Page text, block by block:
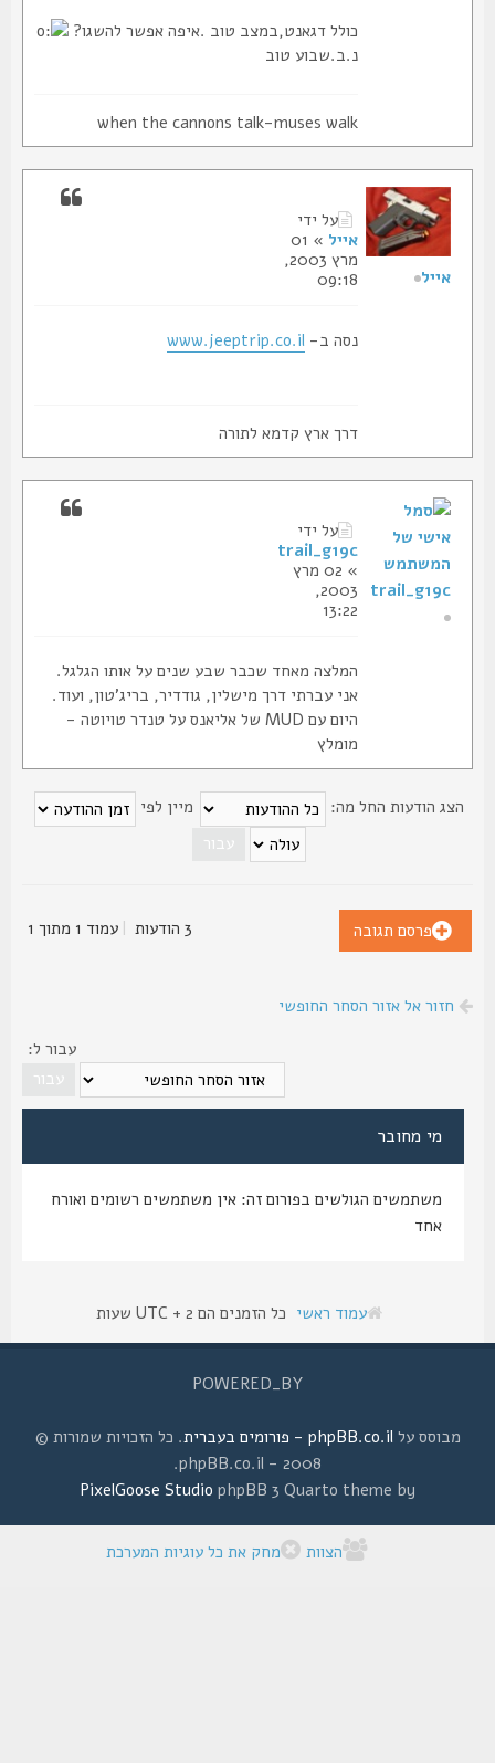
כולל דגאנט,במצב טוב .איפה אפשר להשגו?
נ.ב.שבוע טוב
when the cannons talk-muses walk
על ידי
אייל
» 01
מרץ 2003,
09:18
נסה ב-www.jeeptrip.co.il
דרך ארץ קדמא לתורה
על ידי
trail_g19c
» 02 מרץ
2003,
13:22
המלצה מאחד שכבר שבע שנים על אותו הגלגל.
אני עברתי דרך מישלין, גודדיר, בריג'טון, ועוד.
היום עם MUD של אליאנס על טנדר טויוטה -
מומלץ
trail_g19c
הודעות החל מה: מיין לפי
פרסם תגובה |עמוד1מתוך1
חזור אל אזור הסחר החופשי
עבור ל:
מי מחובר
משתמשים הגולשים בפורום זה: אין משתמשים רשומים ואורח
עמוד ראשי כל הזמנים הם UTC + 2 שעות
POWERED_BY
מבוסס עלphpBB.co.il - פורומים בעברית
. כל הזכויות שמורות ©
2008 - phpBB.co.il.
phpBB 3 Quarto theme by
PixelGoose Studio
הצוות מחק את כל עוגיות המערכת